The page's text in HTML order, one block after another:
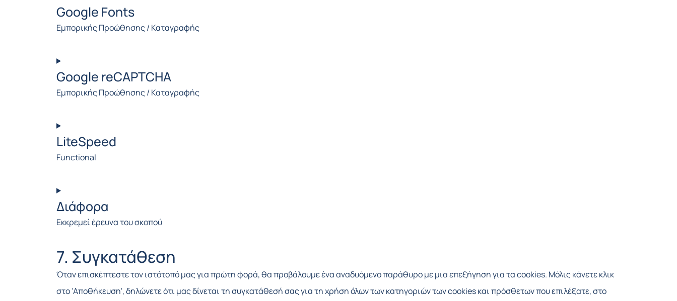
to
service
Google Fonts
Εμπορικής Προώθησης / Καταγραφής
to
service
fonts
Google reCAPTCHA
Εμπορικής Προώθησης / Καταγραφής
to
service
recaptcha
LiteSpeed
Functional
to
service
Διάφορα
Εκκρεμεί έρευνα του σκοπού
Consent
to
7. Συγκατάθεση
Όταν επισκέπτεστε τον ιστότοπό μας για πρώτη φορά, θα προβάλουμε ένα αναδυόμενο παράθυρο με μια επεξήγηση για τα cookies. Μόλις κάνετε κλικ
στο 'Αποθήκευση', δηλώνετε ότι μας δίνεται τη συγκατάθεσή σας για τη χρήση όλων των κατηγοριών των cookies και πρόσθετων που επιλέξατε, στο